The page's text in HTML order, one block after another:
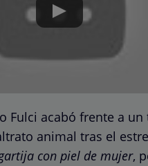
Fulci acabó frente a
animal tras el
con piel de mujer,